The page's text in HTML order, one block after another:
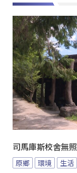
司馬庫斯校舍無
原鄉 環境 生活